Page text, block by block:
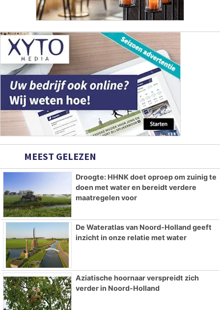
MEEST GELEZEN
Droogte: HHNK doet oproep om zuinig te
doen met water en bereidt verdere
maatregelen voor
De Wateratlas van Noord-Holland geeft
inzicht in onze relatie met water
Aziatische hoornaar verspreidt zich
verder in Noord-Holland